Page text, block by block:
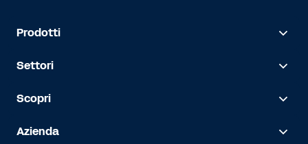
Prodotti
Settori
Scopri
Azienda